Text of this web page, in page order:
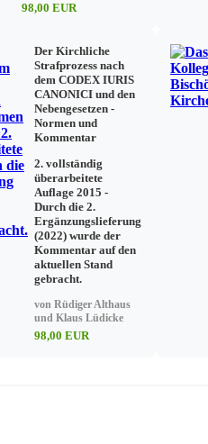
fidei“ 1965
mysterium“ 1967
„Sacerdotium ministeriale“
„Ecclesia de eucharistia“
der katholischen Kirche
98,00 EUR
Der Kirchliche
Strafprozess nach
dem CODEX IURIS
CANONICI und den
Nebengesetzen -
Normen und
Kommentar
2. vollständig
überarbeitete
Auflage 2015 -
Durch die 2.
Ergänzungslieferung
(2022) wurde der
Kommentar auf den
aktuellen Stand
gebracht.
von Rüdiger Althaus
und Klaus Lüdicke
98,00 EUR